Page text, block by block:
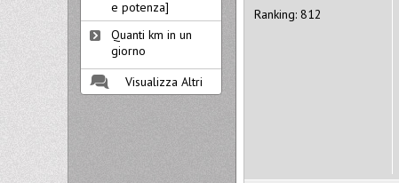
Ranking: 812
e potenza]
Quanti km in un
giorno
Visualizza Altri